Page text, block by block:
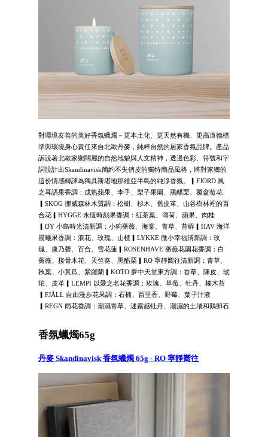
對環境友善的美好香氛蠟燭－更本土化、更天然有機、更高道德標
準與環境身心責任來自北歐丹麥，純粹自然的居家香氛品牌。產品
訴說著北歐家鄉闊麗的自然地貌與人文精神，透過色彩、符號和字
詞設計出Skandinavisk簡約不失俏皮的獨特商品風格，將對家鄉的
這份情感轉譯為獨具斯堪地那維亞半島的純淨香氛。▎FJORD 風
之耳語果香調：成熟蘋果、李子、梨子果園、黑醋栗、覆盆莓花
▎SKOG 挪威森林木質調：松樹、杉木、舊皮革、山谷樹林裡的百
合花▎HYGGE 永恆時刻果香調：紅茶葉、薄荷、蘋果、肉桂
▎ØY 小島時光清新調：小狗薔薇、海棠、青草、苔蘚▎HAV 海洋
晨曦果香調：浪花、玫瑰、山楂▎LYKKE 微小幸福清新調：玫
瑰、康乃馨、百合、雪花蓮▎ROSENHAVE 薔薇花園花香調：白
薔薇、接骨木花、天竺葵、黑醋栗▎RO 寧靜嚮往清新調：青草、
秋葉、小黃瓜、紫羅蘭▎KOTO 夢中天堂東方調：香草、陳皮、琥
珀、皮革▎LEMPI 以愛之名花香調：玫瑰、草莓、牡丹、橡木苔
▎FJÅLL 自由漫步花果調：石楠、百里香、野莓、葉子汁液
▎REGN 雨花香調：潮濕青草、迷霧感牡丹、潮濕的土壤和鵝卵石
香氛蠟燭65g
丹麥 Skandinavisk 香氛蠟燭 65g - RO 寧靜嚮往